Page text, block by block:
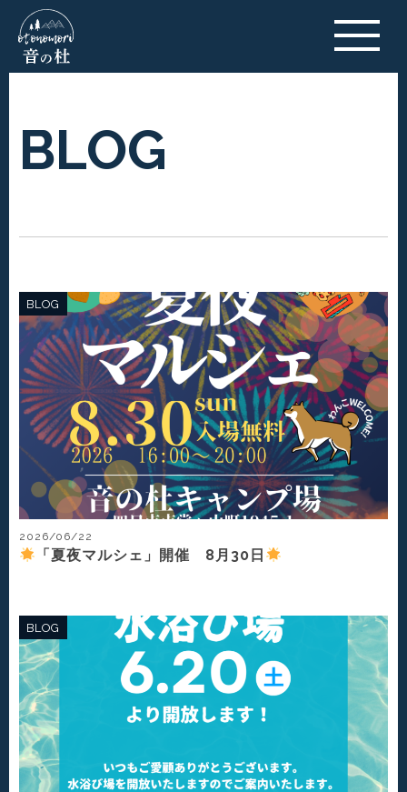
BLOG
BLOG
2026/06/22
「夏夜マルシェ」開催 8月30日
BLOG